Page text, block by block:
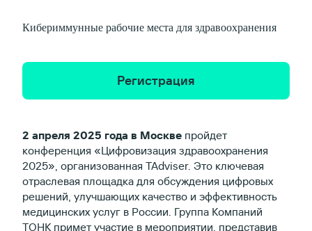
Кибериммунные рабочие места для здравоохранения
Регистрация
2 апреля 2025 года в Москве пройдет
конференция «Цифровизация здравоохранения
2025», организованная TAdviser. Это ключевая
отраслевая площадка для обсуждения цифровых
решений, улучшающих качество и эффективность
медицинских услуг в России. Группа Компаний
ТОНК примет участие в мероприятии, представив